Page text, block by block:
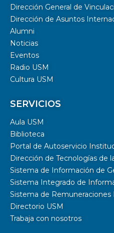
Dirección General de
Dirección de Asuntos
Alumni
Noticias
Eventos
Radio USM
Cultura USM
SERVICIOS
Aula USM
Biblioteca
Portal de Autoservicio
Dirección de Tecnologías de
Sistema de Información de
Sistema Integrado de
Sistema de Remuneraciones
Directorio USM
Trabaja con nosotros